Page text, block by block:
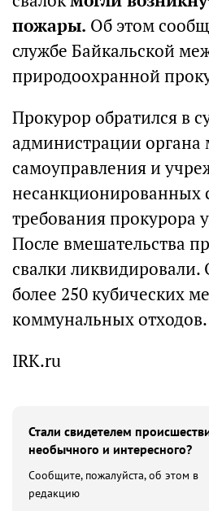
пожары. Об этом
службе Байкальской
природоохранной
Прокурор обратился в
администрации органа
самоуправления и
несанкционированных
требования прокурора
После вмешательства
свалки ликвидировали.
более 250 кубических
коммунальных отходов.
IRK.ru
Стали свидетелем
необычного и интересного?
Сообщите, пожалуйста, об этом в
редакцию